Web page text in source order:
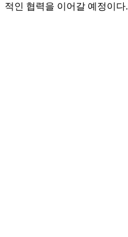
적인 협력을 이어갈 예정이다.